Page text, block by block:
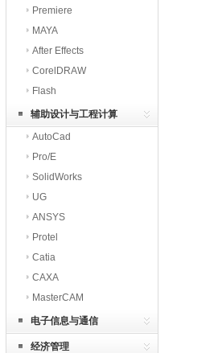
Premiere
MAYA
After Effects
CorelDRAW
Flash
辅助设计与工程计算
AutoCad
Pro/E
SolidWorks
UG
ANSYS
Protel
Catia
CAXA
MasterCAM
电子信息与通信
经济管理